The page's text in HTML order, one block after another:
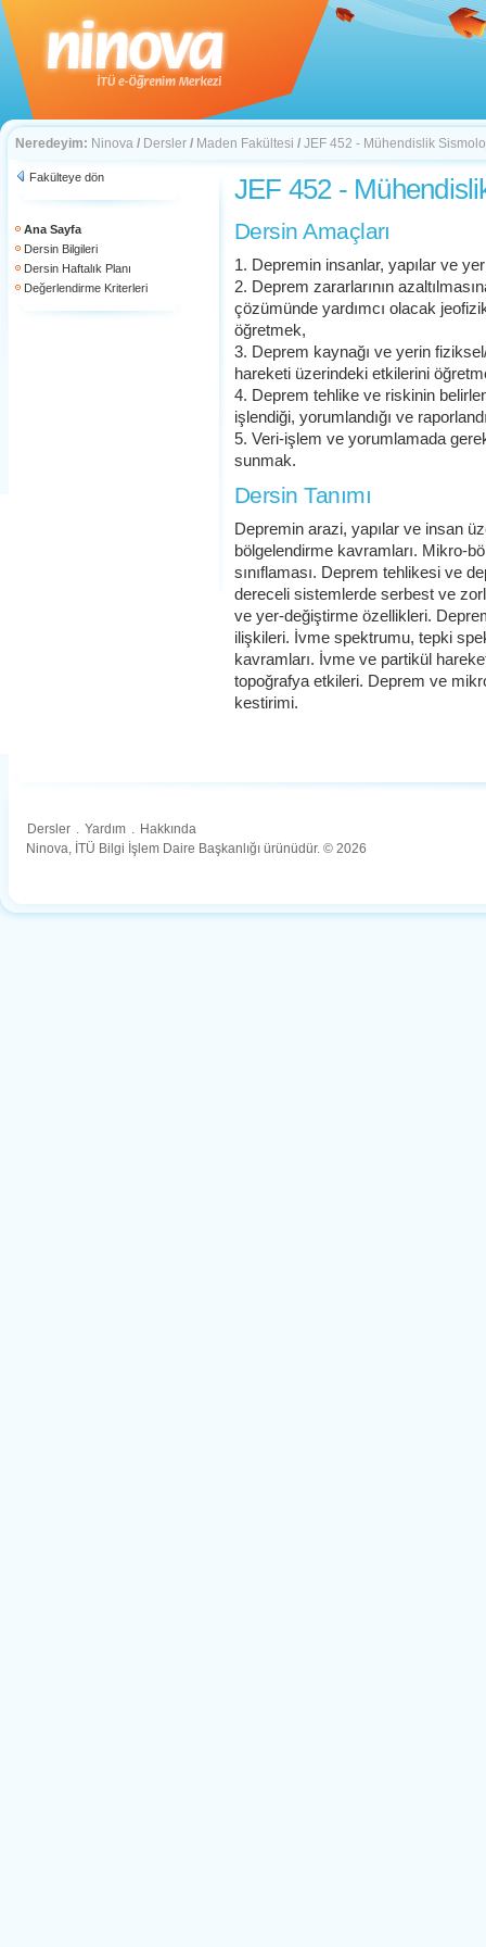
Neredeyim: Ninova / Dersler / Maden Fakültesi / JEF 452 - Mühendislik
Fakülteye dön
Ana Sayfa
Dersin Bilgileri
Dersin Haftalık Planı
Değerlendirme Kriterleri
JEF 452 -
Dersin Amaçları
1. Depremin insanlar, yapılar ve
2. Deprem zararlarının
çözümünde yardımcı olacak
öğretmek,
3. Deprem kaynağı ve yerin
hareketi üzerindeki etkilerini
4. Deprem tehlike ve riskinin
işlendiği, yorumlandığı ve
5. Veri-işlem ve yorumlamada
sunmak.
Dersin Tanımı
Depremin arazi, yapılar ve insan
bölgelendirme kavramları. Mikro-
sınıflaması. Deprem tehlikesi ve
dereceli sistemlerde serbest ve
ve yer-değiştirme özellikleri.
ilişkileri. İvme spektrumu, tepki
kavramları. İvme ve partikül
topoğrafya etkileri. Deprem ve
kestirimi.
Dersler . Yardım . Hakkında
Ninova, İTÜ Bilgi İşlem Daire Başkanlığı ürünüdür. © 2026